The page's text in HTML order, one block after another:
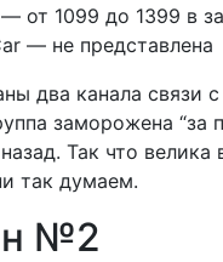
от 1099 до 1399 в
— не представлена
два канала
заморожена “за
Так что
так думаем.
№2